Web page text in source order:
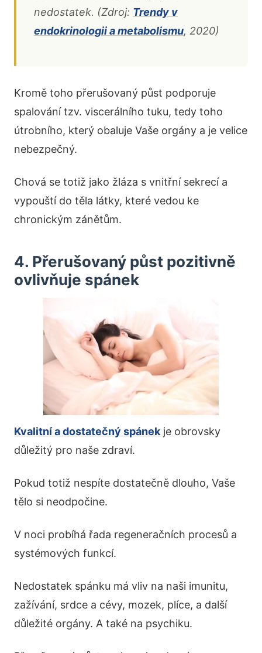
nedostatek. (Zdroj: Trendy v
endokrinologii a metabolismu, 2020)
Kromě toho přerušovaný půst podporuje
spalování tzv. viscerálního tuku, tedy toho
útrobního, který obaluje Vaše orgány a je velice
nebezpečný.
Chová se totiž jako žláza s vnitřní sekrecí a
vypouští do těla látky, které vedou ke
chronickým zánětům.
4. Přerušovaný půst pozitivně
ovlivňuje spánek
Kvalitní a dostatečný spánek je obrovsky
důležitý pro naše zdraví.
Pokud totiž nespíte dostatečně dlouho, Vaše
tělo si neodpočine.
V noci probíhá řada regeneračních procesů a
systémových funkcí.
Nedostatek spánku má vliv na naši imunitu,
zažívání, srdce a cévy, mozek, plíce, a další
důležité orgány. A také na psychiku.